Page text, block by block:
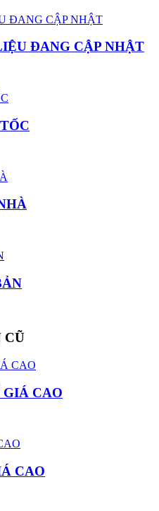
ĐANG CẬP NHẬT
CŨ
CAO
CAO